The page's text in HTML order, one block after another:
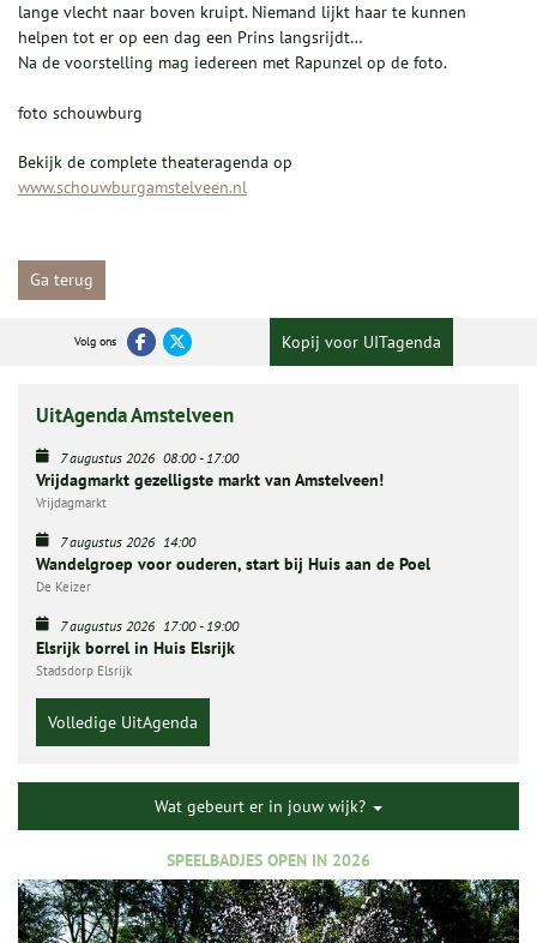
lange vlecht naar boven kruipt. Niemand lijkt haar te kunnen
helpen tot er op een dag een Prins langsrijdt…
Na de voorstelling mag iedereen met Rapunzel op de foto.
foto schouwburg
Bekijk de complete theateragenda op
www.schouwburgamstelveen.nl
Ga terug
Volg ons Kopij voor UITagenda
UitAgenda Amstelveen
7 augustus 2026 08:00-17:00
Vrijdagmarkt gezelligste markt van Amstelveen!
Vrijdagmarkt
7 augustus 2026 14:00
Wandelgroep voor ouderen, start bij Huis aan de Poel
De Keizer
7 augustus 2026 17:00-19:00
Elsrijk borrel in Huis Elsrijk
Stadsdorp Elsrijk
Volledige UitAgenda
Wat gebeurt er in jouw wijk?
SPEELBADJES OPEN IN 2026